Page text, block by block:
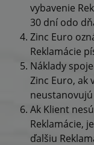
vybavenie
30 dní odo
Zinc Euro
Reklamácie
Náklady
Zinc Euro, ak
neustanovujú
Ak Klient
Reklamácie,
ďalšiu